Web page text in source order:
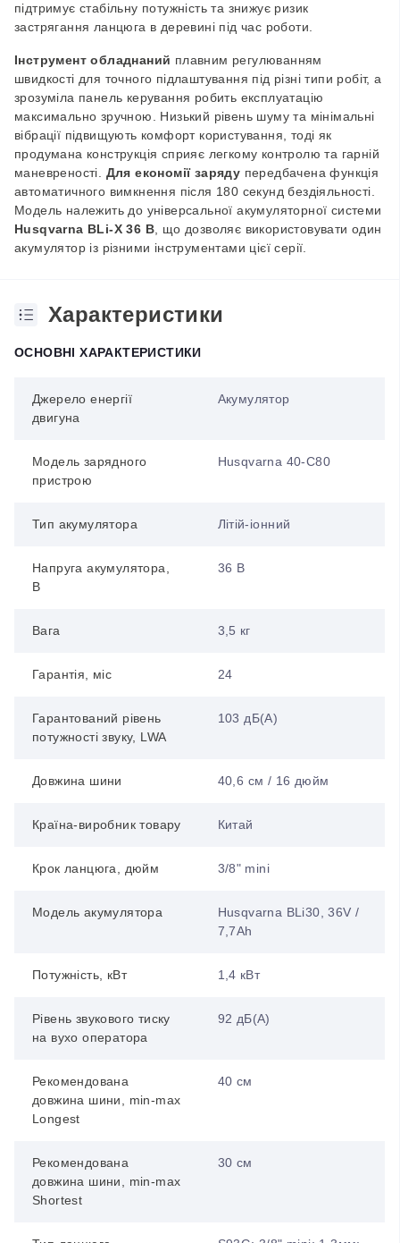
підтримує стабільну потужністьта знижує ризик
застрягання ланцюга в деревині під час роботи.
Інструмент обладнаний плавним регулюванням
швидкості для точного підлаштування під різні типи робіт, а
зрозуміла панель керування робить експлуатацію
максимально зручною. Низький рівень шуму та мінімальні
вібрації підвищують комфорт користування, тоді як
продумана конструкція сприяє легкому контролю та гарній
маневреності. Для економії заряду передбачена функція
автоматичного вимкнення після 180 секунд бездіяльності.
Модель належить до універсальної акумуляторної системи
Husqvarna BLi-X 36 В , що дозволяє використовувати один
акумулятор із різними інструментами цієї серії.
Характеристики
ОСНОВНІ ХАРАКТЕРИСТИКИ
Джерело енергії
двигуна
Акумулятор
Модель зарядного
пристрою
Husqvarna 40-C80
Тип акумулятора Літій-іонний
Напруга акумулятора,
В
36 B
Вага 3,5 кг
Гарантія, міс 24
Гарантований рівень
потужності звуку, LWA
103 дБ(А)
Довжина шини 40,6 см / 16 дюйм
Країна-виробник товару Китай
Крок ланцюга, дюйм 3/8" mini
Модель акумулятора
Husqvarna BLi30, 36V /
7,7Ah
Потужність, кВт 1,4 кВт
Рівень звукового тиску
на вухо оператора
92 дБ(А)
Рекомендована
довжина шини, min-max
Longest
40 см
Рекомендована
довжина шини, min-max
Shortest
30 см